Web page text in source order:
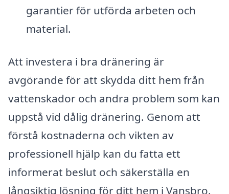
garantier för utförda arbeten och
material.
Att investera i bra dränering är
avgörande för att skydda ditt hem från
vattenskador och andra problem som kan
uppstå vid dålig dränering. Genom att
förstå kostnaderna och vikten av
professionell hjälp kan du fatta ett
informerat beslut och säkerställa en
långsiktig lösning för ditt hem i Vansbro.